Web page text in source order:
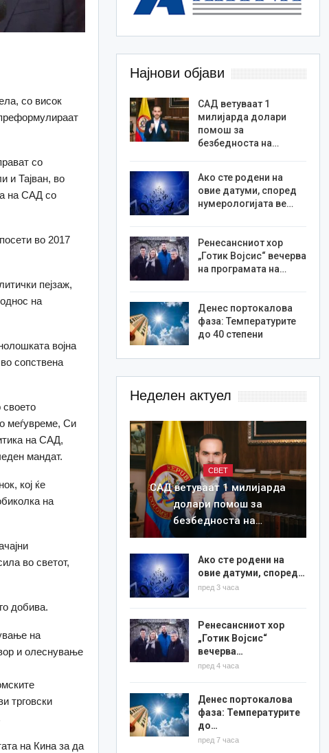
со висок
со
и Тајван, во
на САД со
во 2017
пејзаж,
на
војна
сопствена
своето
меѓувреме, Си
на САД,
мандат.
кој ќе
на
во светот,
добива.
на
и олеснување
трговски
на Кина за да
Најнови објави
САД ветуваат 1
милијарда долари
помош за
безбедноста на…
Ако сте родени на
овие датуми, според
нумерологијата ве…
Ренесансниот хор
„Готик Војсис“ вечерва
на програмата на…
Денес портокалова
фаза: Температурите
до 40 степени
Неделен актуел
СВЕТ
САД ветуваат 1 милијарда
долари помош за
безбедноста на…
Ако сте родени на
овие датуми, според…
пред 3 часа
Ренесансниот хор
„Готик Војсис“
вечерва…
пред 4 часа
Денес портокалова
фаза: Температурите
до…
пред 7 часа